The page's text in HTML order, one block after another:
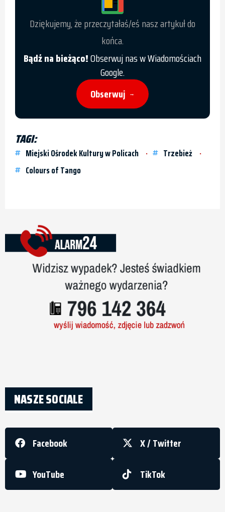
Dziękujemy, że przeczytałaś/eś nasz artykuł do
końca.
Bądź na bieżąco!Obserwuj nas w Wiadomościach
Google.
Obserwuj →
TAGI:
Miejski Ośrodek Kultury w Policach
Trzebież
Colours of Tango
NASZE SOCIALE
Facebook
X / Twitter
YouTube
TikTok